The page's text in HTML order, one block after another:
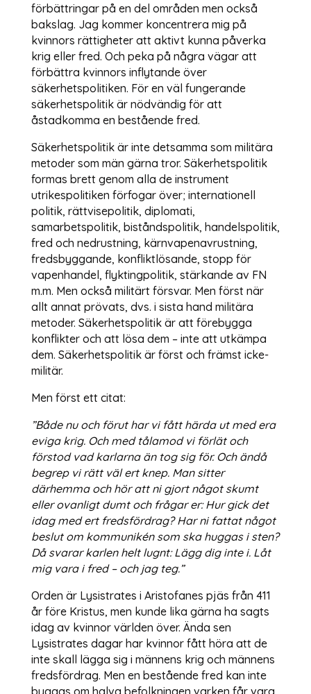
förbättringar på en del områden men också
bakslag. Jag kommer koncentrera mig på
kvinnors rättigheter att aktivt kunna påverka
krig eller fred. Och peka på några vägar att
förbättra kvinnors inflytande över
säkerhetspolitiken. För en väl fungerande
säkerhetspolitik är nödvändig för att
åstadkomma en bestående fred.
Säkerhetspolitik är inte detsamma som militära
metoder som män gärna tror. Säkerhetspolitik
formas brett genom alla de instrument
utrikespolitiken förfogar över; internationell
politik, rättvisepolitik, diplomati,
samarbetspolitik, biståndspolitik, handelspolitik,
fred och nedrustning, kärnvapenavrustning,
fredsbyggande, konfliktlösande, stopp för
vapenhandel, flyktingpolitik, stärkande av FN
m.m. Men också militärt försvar. Men först när
allt annat prövats, dvs. i sista hand militära
metoder. Säkerhetspolitik är att förebygga
konflikter och att lösa dem – inte att utkämpa
dem. Säkerhetspolitik är först och främst icke-
militär.
Men först ett citat:
”Både nu och förut har vi fått härda ut med era
eviga krig. Och med tålamod vi förlät och
förstod vad karlarna än tog sig för. Och ändå
begrep vi rätt väl ert knep. Man sitter
därhemma och hör att ni gjort något skumt
eller ovanligt dumt och frågar er: Hur gick det
idag med ert fredsfördrag? Har ni fattat något
beslut om kommunikén som ska huggas i sten?
Då svarar karlen helt lugnt: Lägg dig inte i. Låt
mig vara i fred – och jag teg.”
Orden är Lysistrates i Aristofanes pjäs från 411
år före Kristus, men kunde lika gärna ha sagts
idag av kvinnor världen över. Ända sen
Lysistrates dagar har kvinnor fått höra att de
inte skall lägga sig i männens krig och männens
fredsfördrag. Men en bestående fred kan inte
byggas om halva befolkningen varken får vara